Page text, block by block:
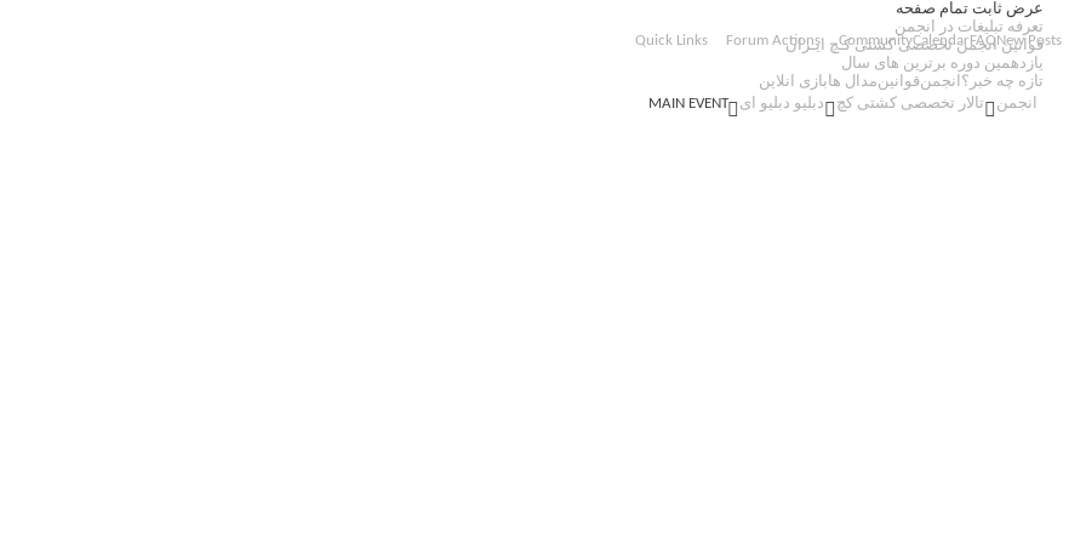
عرض ثابت تمام صفحه
تعرفه تبلیغات در انجمن
قوانین انجمن تخصصی کشتی کـچ ایـران
یازدهمین دوره برترین های سال
تازه چه خبر؟ انجمن
New Posts
FAQ
Calendar
Community
Forum Actions
Quick Links
قوانینمدال هابازی انلاین
انجمن تالار تخصصی کشتی کچ دبلیو دبلیو ای MAIN EVENT